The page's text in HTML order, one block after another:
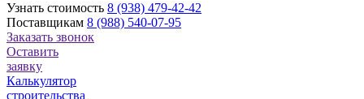
Узнать стоимость 8 (938) 479-42-42
Поставщикам 8 (988) 540-07-95
Заказать звонок
Оставить
заявку
Калькулятор
строительства